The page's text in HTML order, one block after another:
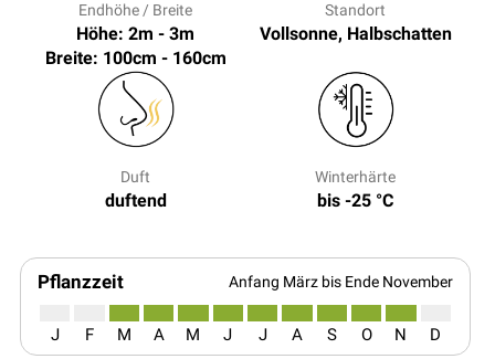
Endhöhe / Breite
Höhe: 2m - 3m
Breite: 100cm - 160cm
Standort
Vollsonne, Halbschatten
Duft
duftend
Winterhärte
bis -25 °C
Pflanzzeit Anfang März bis Ende November
J F M A M J J A S O N D